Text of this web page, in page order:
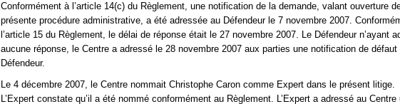
Conformément à l’article 14(c) du Règlement, une notification de la demande, valant ouverture
présente procédure administrative, a été adressée au Défendeur le 7 novembre 2007.
l’article 15 du Règlement, le délai de réponse était le 27 novembre 2007. Le Défendeur n’ayant
aucune réponse, le Centre a adressé le 28 novembre 2007 aux parties une notification de défaut
Défendeur.
Le 4 décembre 2007, le Centre nommait Christophe Caron comme Expert dans le présent litige.
L’Expert constate qu’il a été nommé conformément au Règlement. L’Expert a adressé au Centre